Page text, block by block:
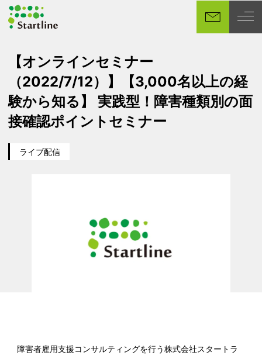
イ
ツ
へ
【オンラインセミナー
（2022/7/12）】【3,000名以上の経
験から知る】 実践型！障害種類別の面
接確認ポイントセミナー
カテゴリー
ライブ配信
障害者雇用支援コンサルティングを行う株式会社スタートラ